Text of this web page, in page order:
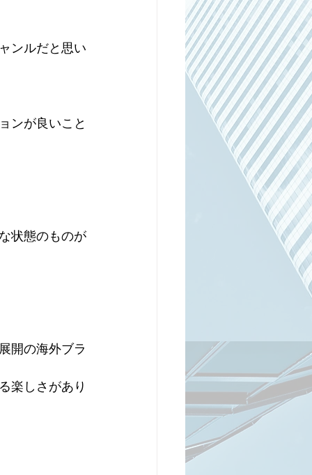
ンルだと思い
ンが良いこと
状態のものが
開の海外ブラ
楽しさがあり